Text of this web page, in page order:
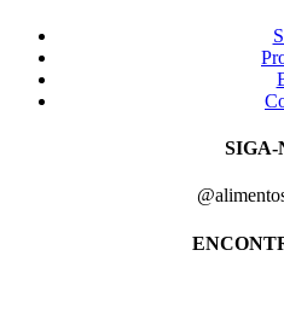
SIGA-